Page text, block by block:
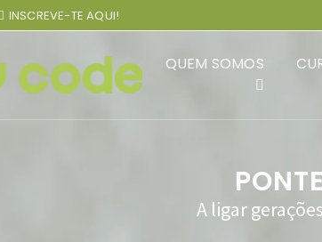
INSCREVE-TE AQUI!
QUEM SOMOS
A ligar